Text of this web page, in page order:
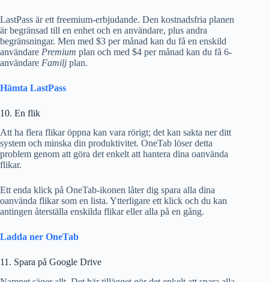
LastPass är ett freemium-erbjudande. Den kostnadsfria planen
är begränsad till en enhet och en användare, plus andra
begränsningar. Men med $3 per månad kan du få en enskild
användare Premium plan och med $4 per månad kan du få 6-
användare Familj plan.
Hämta LastPass
10. En flik
Att ha flera flikar öppna kan vara rörigt; det kan sakta ner ditt
system och minska din produktivitet. OneTab löser detta
problem genom att göra det enkelt att hantera dina oanvända
flikar.
Ett enda klick på OneTab-ikonen låter dig spara alla dina
oanvända flikar som en lista. Ytterligare ett klick och du kan
antingen återställa enskilda flikar eller alla på en gång.
Ladda ner OneTab
11. Spara på Google Drive